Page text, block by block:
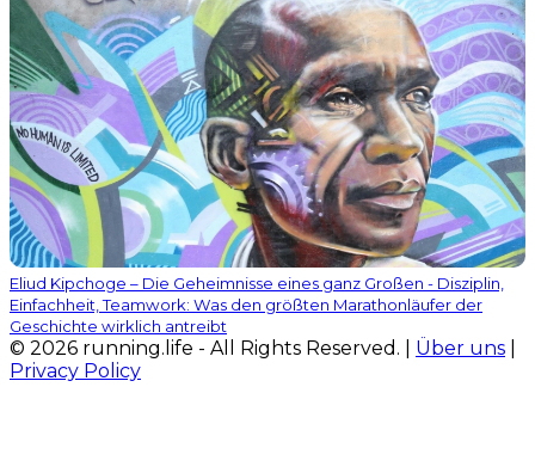
Eliud Kipchoge – Die Geheimnisse eines ganz Großen - Disziplin,
Einfachheit, Teamwork: Was den größten Marathonläufer der
Geschichte wirklich antreibt
© 2026 running.life - All Rights Reserved. | Über uns
Privacy Policy